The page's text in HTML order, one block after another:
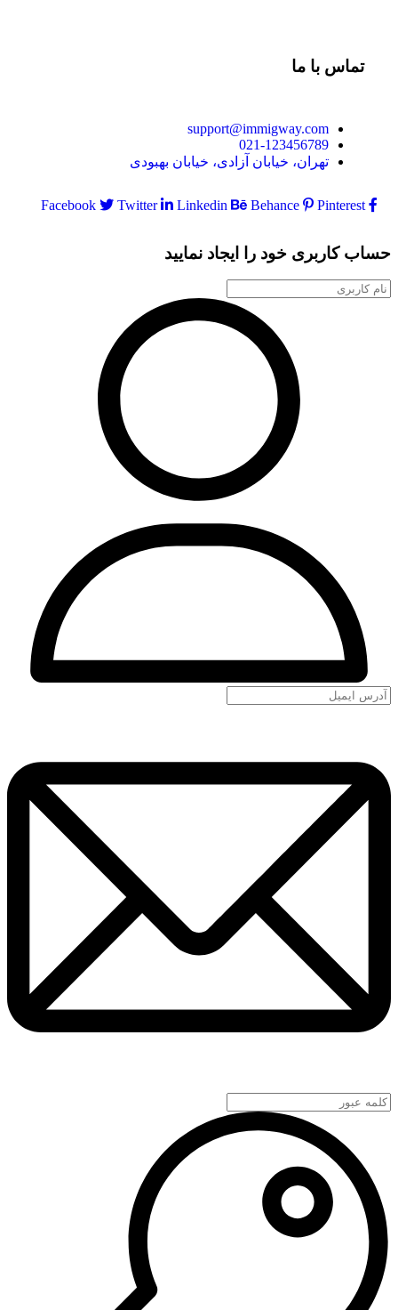
تماس با ما
support@immigway.com
021-123456789
تهران، خیابان آزادی، خیابان بهبودی
Facebook Twitter Linkedin Behance Pinterest
حساب کاربری خود را ایجاد نمایید